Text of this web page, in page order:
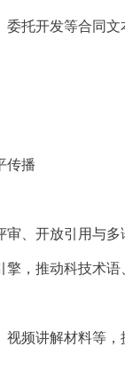
托开发等合同
传播
、开放引用与多
，推动科技术
频讲解材料等